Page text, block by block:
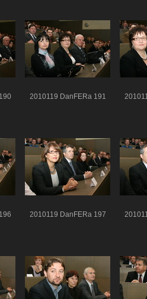
2010119 DanFERa 191
2010119 DanFERa 197